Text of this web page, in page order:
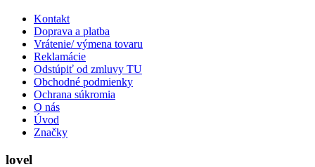
Kontakt
Doprava a platba
Vrátenie/ výmena tovaru
Reklamácie
Odstúpiť od zmluvy TU
Obchodné podmienky
Ochrana súkromia
O nás
Úvod
Značky
lovel